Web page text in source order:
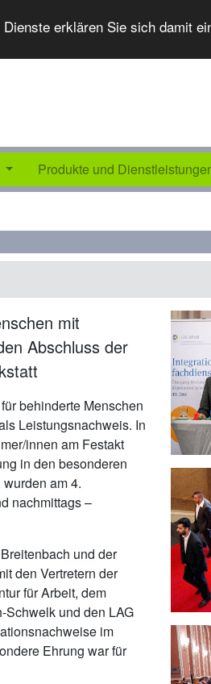
erklären Sie sich damit
Produkte und
mit
Abschluss der
behinderte Menschen
Leistungsnachweis. In
innen am Festakt
in den besonderen
am 4.
nachmittags –
und der
den Vertretern der
für Arbeit, dem
Schwelk und den LAG
im
Ehrung war für